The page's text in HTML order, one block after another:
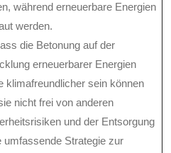
während erneuerbare Energien
werden.
die Betonung auf der
erneuerbarer Energien
klimafreundlicher sein können
nicht frei von anderen
und der Entsorgung
umfassende Strategie zur